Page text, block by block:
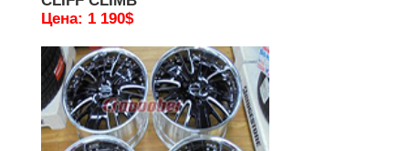
Цена: 1 190$